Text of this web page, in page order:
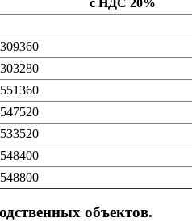
309360
303280
551360
547520
533520
548400
548800
объектов.